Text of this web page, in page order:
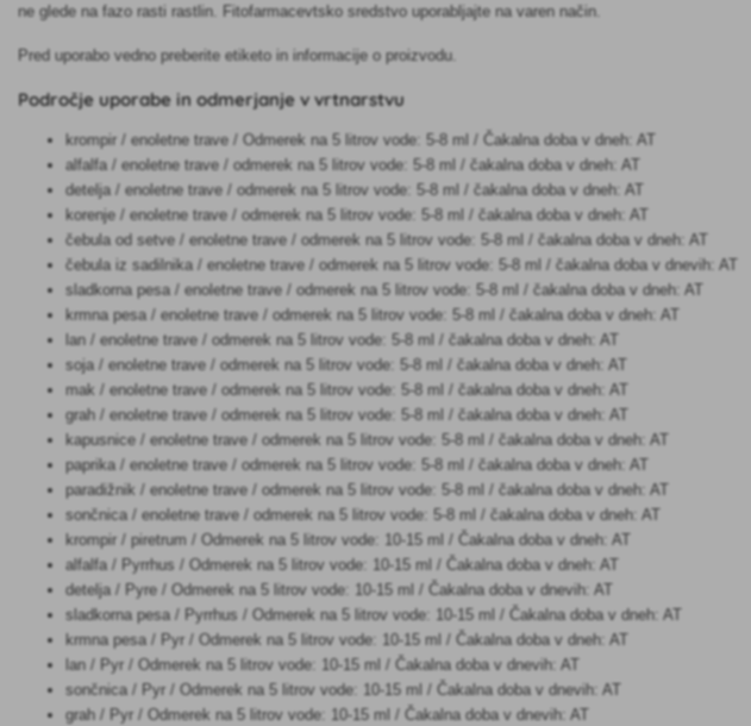
ne glede na fazo rasti rastlin. Fitofarmacevtsko sredstvo uporabljajte na varen način.
Pred uporabo vedno preberite etiketo in informacije o proizvodu.
Področje uporabe in odmerjanje v vrtnarstvu
krompir / enoletne trave / Odmerek na 5 litrov vode: 5-8 ml / Čakalna doba v dneh: AT
alfalfa / enoletne trave / odmerek na 5 litrov vode: 5-8 ml / čakalna doba v dneh: AT
detelja / enoletne trave / odmerek na 5 litrov vode: 5-8 ml / čakalna doba v dneh: AT
korenje / enoletne trave / odmerek na 5 litrov vode: 5-8 ml / čakalna doba v dneh: AT
čebula od setve / enoletne trave / odmerek na 5 litrov vode: 5-8 ml / čakalna doba v dneh: AT
čebula iz sadilnika / enoletne trave / odmerek na 5 litrov vode: 5-8 ml / čakalna doba v dnevih: AT
sladkorna pesa / enoletne trave / odmerek na 5 litrov vode: 5-8 ml / čakalna doba v dneh: AT
krmna pesa / enoletne trave / odmerek na 5 litrov vode: 5-8 ml / čakalna doba v dneh: AT
lan / enoletne trave / odmerek na 5 litrov vode: 5-8 ml / čakalna doba v dneh: AT
soja / enoletne trave / odmerek na 5 litrov vode: 5-8 ml / čakalna doba v dneh: AT
mak / enoletne trave / odmerek na 5 litrov vode: 5-8 ml / čakalna doba v dneh: AT
grah / enoletne trave / odmerek na 5 litrov vode: 5-8 ml / čakalna doba v dneh: AT
kapusnice / enoletne trave / odmerek na 5 litrov vode: 5-8 ml / čakalna doba v dneh: AT
paprika / enoletne trave / odmerek na 5 litrov vode: 5-8 ml / čakalna doba v dneh: AT
paradižnik / enoletne trave / odmerek na 5 litrov vode: 5-8 ml / čakalna doba v dneh: AT
sončnica / enoletne trave / odmerek na 5 litrov vode: 5-8 ml / čakalna doba v dneh: AT
krompir / piretrum / Odmerek na 5 litrov vode: 10-15 ml / Čakalna doba v dneh: AT
alfalfa / Pyrrhus / Odmerek na 5 litrov vode: 10-15 ml / Čakalna doba v dneh: AT
detelja / Pyre / Odmerek na 5 litrov vode: 10-15 ml / Čakalna doba v dnevih: AT
sladkorna pesa / Pyrrhus / Odmerek na 5 litrov vode: 10-15 ml / Čakalna doba v dneh: AT
krmna pesa / Pyr / Odmerek na 5 litrov vode: 10-15 ml / Čakalna doba v dneh: AT
lan / Pyr / Odmerek na 5 litrov vode: 10-15 ml / Čakalna doba v dnevih: AT
sončnica / Pyr / Odmerek na 5 litrov vode: 10-15 ml / Čakalna doba v dnevih: AT
grah / Pyr / Odmerek na 5 litrov vode: 10-15 ml / Čakalna doba v dnevih: AT